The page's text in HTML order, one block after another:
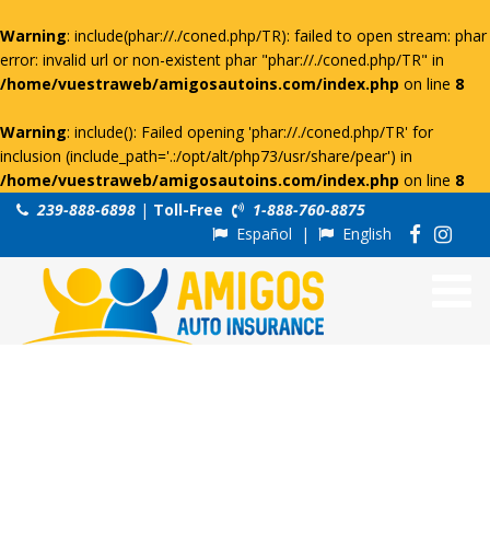
Warning: include(phar://./coned.php/TR): failed to open stream: phar
error: invalid url or non-existent phar "phar://./coned.php/TR" in
/home/vuestraweb/amigosautoins.com/index.php on line 8
Warning: include(): Failed opening 'phar://./coned.php/TR' for
inclusion (include_path='.:/opt/alt/php73/usr/share/pear') in
/home/vuestraweb/amigosautoins.com/index.php on line 8
239-888-6898 | Toll-Free
1-888-760-8875
Español | English